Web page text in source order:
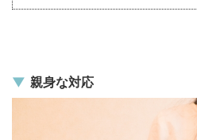
親身な対応